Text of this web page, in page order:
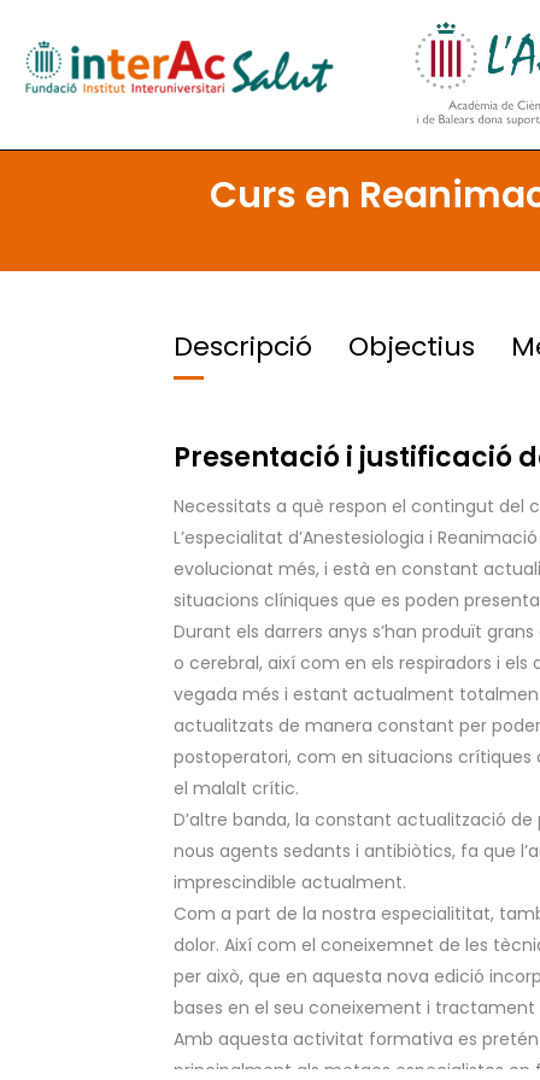
content
Curs en
Descripció Objectius
Presentació i justificació
Necessitats a què respon el contingut del
L’especialitat d’Anestesiologia i
evolucionat més, i està en constant
situacions clíniques que es poden
Durant els darrers anys s’han produït
o cerebral, així com en els respiradors i
vegada més i estant actualment
actualitzats de manera constant per
postoperatori, com en situacions
el malalt crític.
D’altre banda, la constant actualització
nous agents sedants i antibiòtics, fa que
imprescindible actualment.
Com a part de la nostra especialititat,
dolor. Així com el coneixemnet de les
per això, que en aquesta nova edició
bases en el seu coneixement i tractament
Amb aquesta activitat formativa es
principalment als metges especialistes en